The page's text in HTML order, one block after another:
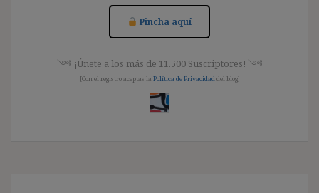
Pincha aquí
༺ ¡Únete a los más de 11.500 Suscriptores! ༺
[Con el registro aceptas la Política de Privacidad del blog]